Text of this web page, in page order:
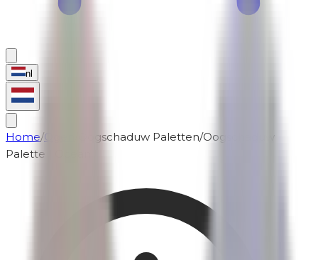
nl
Home/Ogen Oogschaduw Paletten/Oogschaduw
Palette | Ocean